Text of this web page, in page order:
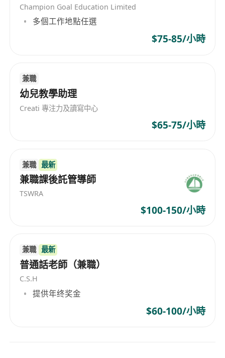
Champion Goal Education Limited
多個工作地點任選
$75-85/小時
兼職
幼兒教學助理
Creati 專注力及讀寫中心
$65-75/小時
兼職 最新
兼職課後託管導師
TSWRA
$100-150/小時
兼職 最新
普通話老師（兼職）
C.S.H
提供年终奖金
$60-100/小時